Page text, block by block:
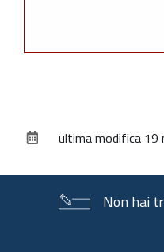
documentoultima modifica 19
Non hai